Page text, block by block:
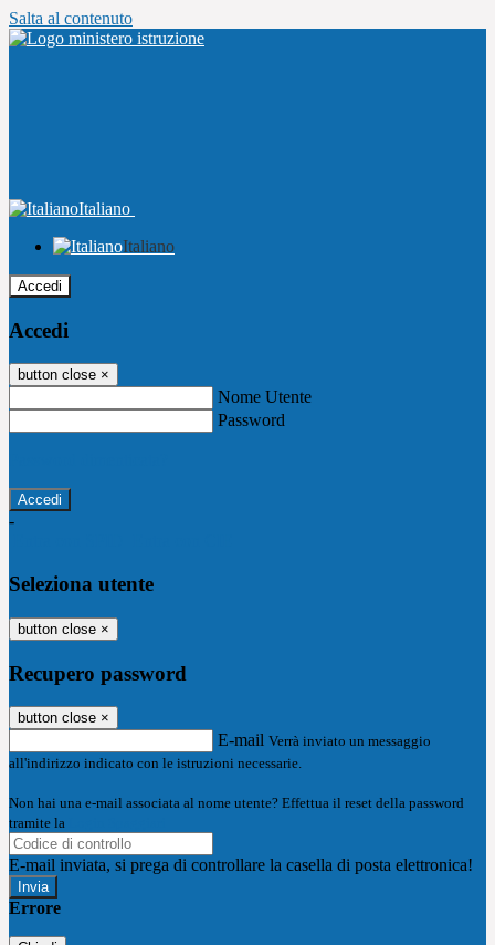
Salta al contenuto
Italiano
Italiano
Accedi
Accedi
button close ×
Nome Utente
Password
-
Seleziona utente
button close ×
Recupero password
button close ×
E-mail Verrà inviato un messaggio
all'indirizzo indicato con le istruzioni necessarie.
Non hai una e-mail associata al nome utente? Effettua il reset della password
tramite la
E-mail inviata, si prega di controllare la casella di posta elettronica!
Errore